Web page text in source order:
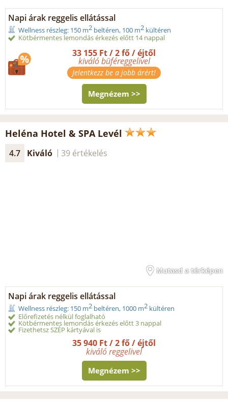
Napi árak reggelis ellátással
Wellness részleg: 150 m2 beltéren, 100 m2 kültéren
Kötbérmentes lemondás érkezés előtt 14 nappal
33 155 Ft / 2 fő / éjtől
kiváló büféreggelivel
Jelentkezz be a jobb árért!
Megnézem >>
Heléna Hotel & SPA Levél
4.7 Kiváló 39 értékelés
Mutasd a térképen
Napi árak reggelis ellátással
Wellness részleg: 150 m2 beltéren, 1000 m2 kültéren
Előrefizetés nélkül foglalható
Kötbérmentes lemondás érkezés előtt 3 nappal
Fizethetsz SZÉP kártyával is
35 940 Ft / 2 fő / éjtől
kiváló reggelivel
Megnézem >>